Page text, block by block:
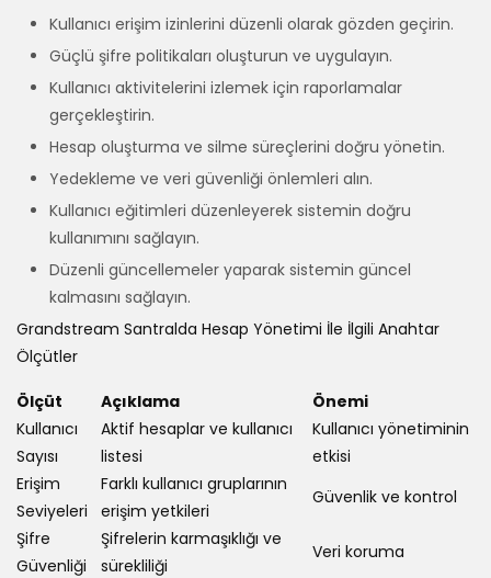
Kullanıcı erişim izinlerini düzenli olarak gözden geçirin.
Güçlü şifre politikaları oluşturun ve uygulayın.
Kullanıcı aktivitelerini izlemek için raporlamalar
gerçekleştirin.
Hesap oluşturma ve silme süreçlerini doğru yönetin.
Yedekleme ve veri güvenliği önlemleri alın.
Kullanıcı eğitimleri düzenleyerek sistemin doğru
kullanımını sağlayın.
Düzenli güncellemeler yaparak sistemin güncel
kalmasını sağlayın.
Grandstream Santralda Hesap Yönetimi İle İlgili Anahtar
Ölçütler
Ölçüt Açıklama
Önemi
Kullanıcı
Sayısı
Aktif hesaplar ve kullanıcı
listesi
Kullanıcı yönetiminin
etkisi
Erişim
Seviyeleri
Farklı kullanıcı gruplarının
erişim yetkileri
Güvenlik ve kontrol
Şifre
Güvenliği
Şifrelerin karmaşıklığı ve
sürekliliği
Veri koruma